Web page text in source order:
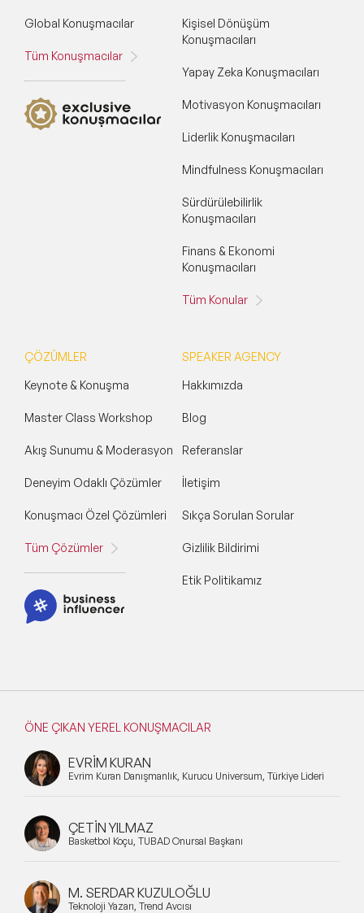
Global Konuşmacılar
Tüm Konuşmacılar
Kişisel Dönüşüm
Konuşmacıları
Yapay Zeka Konuşmacıları
Motivasyon Konuşmacıları
Liderlik Konuşmacıları
Mindfulness Konuşmacıları
Sürdürülebilirlik
Konuşmacıları
Finans & Ekonomi
Konuşmacıları
Tüm Konular
ÇÖZÜMLER
Keynote & Konuşma
Master Class Workshop
Akış Sunumu & Moderasyon
Deneyim Odaklı Çözümler
Konuşmacı Özel Çözümleri
Tüm Çözümler
SPEAKER AGENCY
Hakkımızda
Blog
Referanslar
İletişim
Sıkça Sorulan Sorular
Gizlilik Bildirimi
Etik Politikamız
ÖNE ÇIKAN YEREL KONUŞMACILAR
EVRİM KURAN
Evrim Kuran Danışmanlık, Kurucu Universum, Türkiye Lideri
ÇETİN YILMAZ
Basketbol Koçu, TÜBAD Onursal Başkanı
M. SERDAR KUZULOĞLU
Teknoloji Yazarı, Trend Avcısı